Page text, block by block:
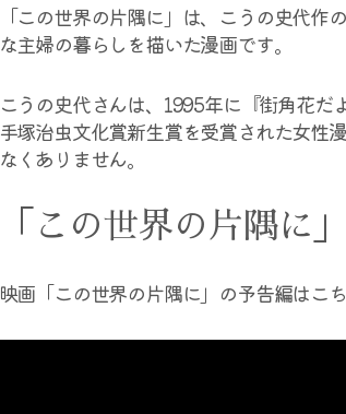
「この世界の片隅に」は、こうの史代
な主婦の暮らしを描いた漫画です。
こうの史代さんは、1995年に『街角花だ
手塚治虫文化賞新生賞を受賞された女性
なくありません。
「この世界の片隅に
映画「この世界の片隅に」の予告編はこ